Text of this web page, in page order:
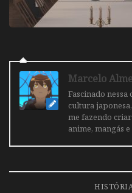
Marcelo
Fascinado
cultura
me fazendo
anime, mangás